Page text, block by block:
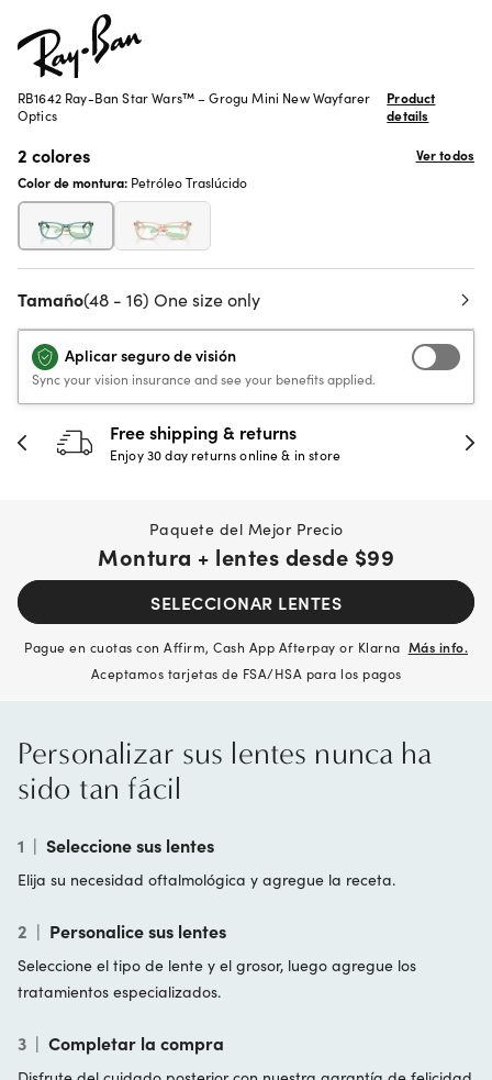
RB1642 Ray-Ban Star Wars™ – Grogu Mini New Wayfarer
Optics
Product
details
2 colores
Ver todos
Color de montura: Petróleo Traslúcido
Tamaño(48 - 16) One size only
Aplicar seguro de visión
Sync your vision insurance and see your benefits applied.
Free shipping & returns
Enjoy 30 day returns online & in store
Paquete del Mejor Precio
Montura + lentes desde $99
SELECCIONAR LENTES
Pague en cuotas con Affirm, Cash App Afterpay or Klarna Más info.
Aceptamos tarjetas de FSA/HSA para los pagos
Personalizar sus lentes nunca ha
sido tan fácil
1 | Seleccione sus lentes
Elija su necesidad oftalmológica y agregue la receta.
2 | Personalice sus lentes
Seleccione el tipo de lente y el grosor, luego agregue los
tratamientos especializados.
3 | Completar la compra